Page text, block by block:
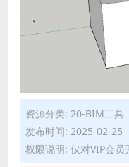
资源分类: 20-BIM工具
发布时间: 2025-02-25
权限说明: 仅对VIP会员